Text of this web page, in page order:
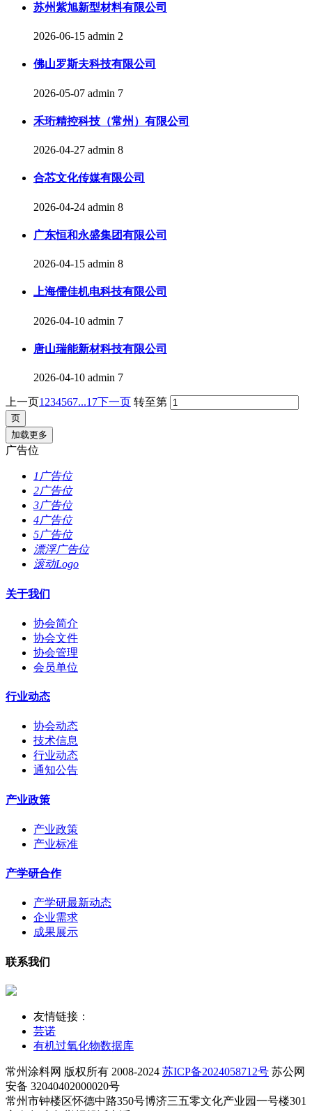
苏州紫旭新型材料有限公司
2026-06-15 admin 2
佛山罗斯夫科技有限公司
2026-05-07 admin 7
禾珩精控科技（常州）有限公司
2026-04-27 admin 8
合芯文化传媒有限公司
2026-04-24 admin 8
广东恒和永盛集团有限公司
2026-04-15 admin 8
上海儒佳机电科技有限公司
2026-04-10 admin 7
唐山瑞能新材科技有限公司
2026-04-10 admin 7
上一页1 234567...17下一页 转至第
加载更多
广告位
1广告位
2广告位
3广告位
4广告位
5广告位
漂浮广告位
滚动Logo
关于我们
协会简介
协会文件
协会管理
会员单位
行业动态
协会动态
技术信息
行业动态
通知公告
产业政策
产业政策
产业标准
产学研合作
产学研最新动态
企业需求
成果展示
联系我们
友情链接：
芸诺
有机过氧化物数据库
常州涂料网 版权所有 2008-2024 苏ICP备2024058712号 苏公网
安备 32040402000020号
常州市钟楼区怀德中路350号博济三五零文化产业园一号楼301